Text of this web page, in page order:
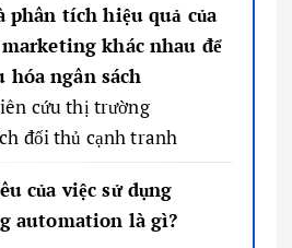
phân tích hiệu quả của
khác nhau để
hóa ngân sách
cứu thị trường
đối thủ cạnh tranh
của việc sử dụng
automation là gì?